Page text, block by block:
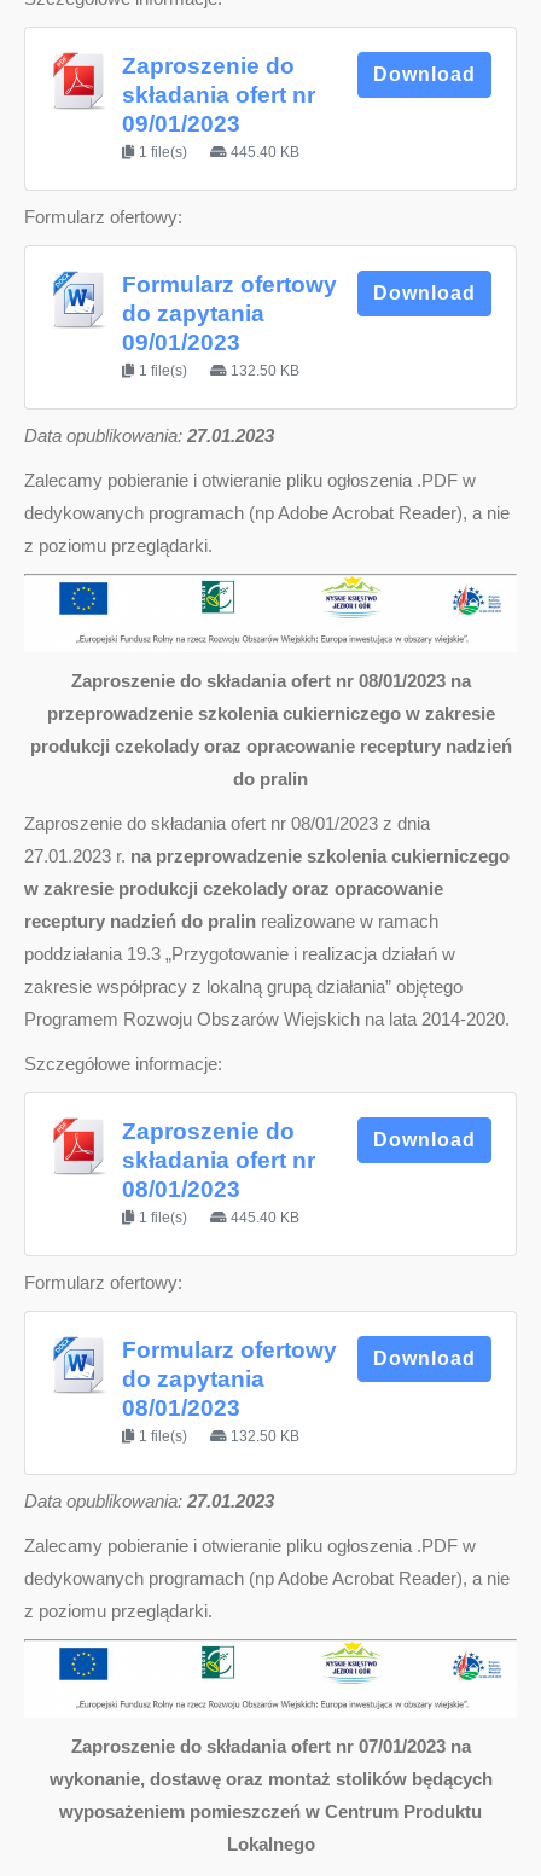
Zaproszenie do
składania ofert nr
09/01/2023
1 file(s) 445.40 KB
Download
Formularz ofertowy:
Formularz ofertowy
do zapytania
09/01/2023
1 file(s) 132.50 KB
Download
Data opublikowania: 27.01.2023
Zalecamy pobieranie i otwieranie pliku ogłoszenia .PDF w
dedykowanych programach (np Adobe Acrobat Reader), a nie
z poziomu przeglądarki.
Zaproszenie do składania ofert nr 08/01/2023 na
przeprowadzenie szkolenia cukierniczego w zakresie
produkcji czekolady oraz opracowanie receptury nadzień
do pralin
Zaproszenie do składania ofert nr 08/01/2023 z dnia
27.01.2023 r. na przeprowadzenie szkolenia cukierniczego
w zakresie produkcji czekolady oraz opracowanie
receptury nadzień do pralin realizowane w ramach
poddziałania 19.3 „Przygotowanie i realizacja działań w
zakresie współpracy z lokalną grupą działania” objętego
Programem Rozwoju Obszarów Wiejskich na lata 2014-2020.
Szczegółowe informacje:
Zaproszenie do
składania ofert nr
08/01/2023
1 file(s) 445.40 KB
Download
Formularz ofertowy:
Formularz ofertowy
do zapytania
08/01/2023
1 file(s) 132.50 KB
Download
Data opublikowania: 27.01.2023
Zalecamy pobieranie i otwieranie pliku ogłoszenia .PDF w
dedykowanych programach (np Adobe Acrobat Reader), a nie
z poziomu przeglądarki.
Zaproszenie do składania ofert nr 07/01/2023 na
wykonanie, dostawę oraz montaż stolików będących
wyposażeniem pomieszczeń w Centrum Produktu
Lokalnego